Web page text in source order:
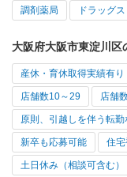
調剤薬局 ドラッグ
大阪府大阪市東淀川
産休・育休取得実績有り
店舗数10～29 店舗
原則、引越しを伴う転勤
新卒も応募可能 住宅
土日休み（相談可含む）